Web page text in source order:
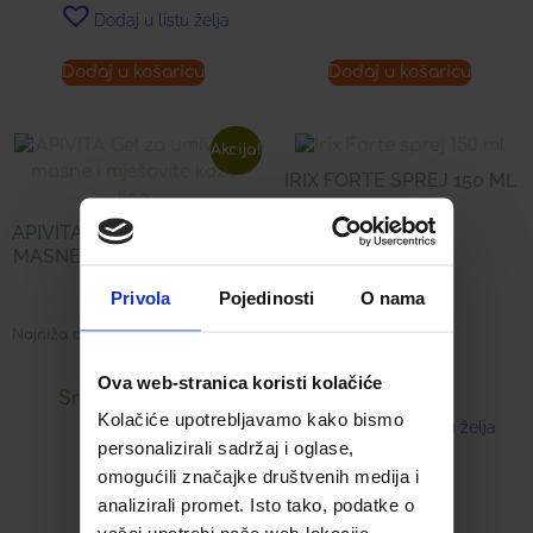
Privola Pojedinosti O nama
Ova web-stranica koristi kolačiće
Kolačiće upotrebljavamo kako bismo
personalizirali sadržaj i oglase,
omogućili značajke društvenih medija i
analizirali promet. Isto tako, podatke o
Dodaj u listu želja
Dodaj u košaricu Dodaj u košaricu
Akcija!
APIVITA GEL ZA UMIVANJE
MASNE I MJEŠOVITE KOŽE
Najniža cijena u zadnjih 30 dana:
Snižena cijena:
8,45€
IRIX FORTE SPREJ 150 ML
18,58€
Dodaj u listu želja